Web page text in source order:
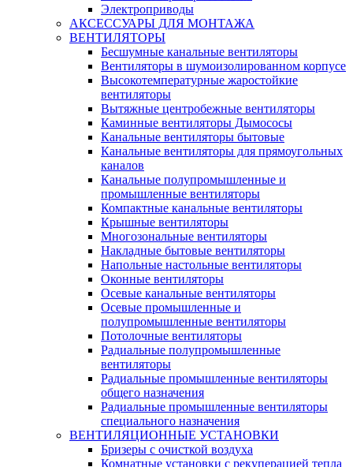
Электроприводы
АКСЕССУАРЫ ДЛЯ МОНТАЖА
ВЕНТИЛЯТОРЫ
Бесшумные канальные вентиляторы
Вентиляторы в шумоизолированном корпусе
Высокотемпературные жаростойкие
вентиляторы
Вытяжные центробежные вентиляторы
Каминные вентиляторы Дымососы
Канальные вентиляторы бытовые
Канальные вентиляторы для прямоугольных
каналов
Канальные полупромышленные и
промышленные вентиляторы
Компактные канальные вентиляторы
Крышные вентиляторы
Многозональные вентиляторы
Накладные бытовые вентиляторы
Напольные настольные вентиляторы
Оконные вентиляторы
Осевые канальные вентиляторы
Осевые промышленные и
полупромышленные вентиляторы
Потолочные вентиляторы
Радиальные полупромышленные
вентиляторы
Радиальные промышленные вентиляторы
общего назначения
Радиальные промышленные вентиляторы
специального назначения
ВЕНТИЛЯЦИОННЫЕ УСТАНОВКИ
Бризеры с очисткой воздуха
Комнатные установки с рекуперацией тепла